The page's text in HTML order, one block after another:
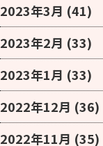
2023年3月 (41)
2023年2月 (33)
2023年1月 (33)
2022年12月 (36)
2022年11月 (35)